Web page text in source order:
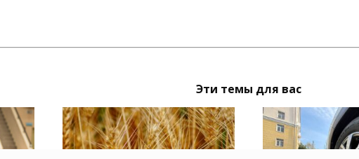
Эти темы для вас